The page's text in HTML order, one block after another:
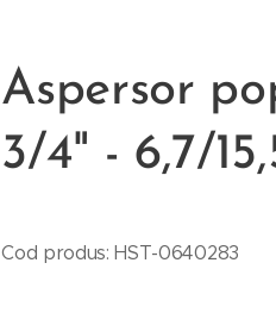
Aspersor
3/4" - 6,7/
Cod produs: HST-0640283